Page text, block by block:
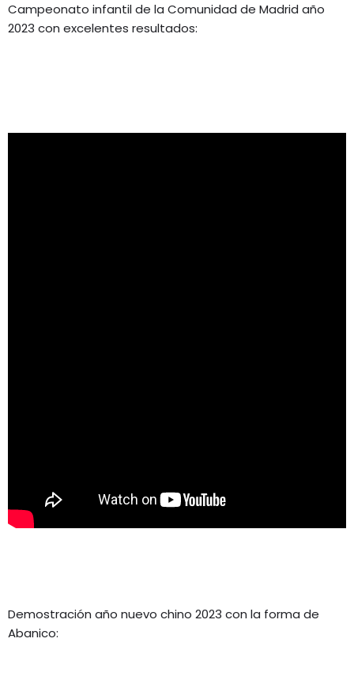
Campeonato infantil de la Comunidad de Madrid año
2023 con excelentes resultados:
Demostración año nuevo chino 2023 con la forma de
Abanico: